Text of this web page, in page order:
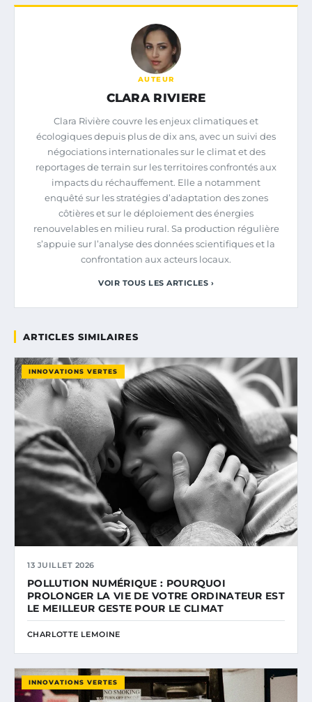
AUTEUR
CLARA RIVIERE
Clara Rivière couvre les enjeux climatiques et
écologiques depuis plus de dix ans, avec un suivi des
négociations internationales sur le climat et des
reportages de terrain sur les territoires confrontés aux
impacts du réchauffement. Elle a notamment
enquêté sur les stratégies d’adaptation des zones
côtières et sur le déploiement des énergies
renouvelables en milieu rural. Sa production régulière
s’appuie sur l’analyse des données scientifiques et la
confrontation aux acteurs locaux.
VOIR TOUS LES ARTICLES ›
ARTICLES SIMILAIRES
INNOVATIONS VERTES
13 JUILLET 2026
POLLUTION NUMÉRIQUE : POURQUOI
PROLONGER LA VIE DE VOTRE ORDINATEUR EST
LE MEILLEUR GESTE POUR LE CLIMAT
CHARLOTTE LEMOINE
INNOVATIONS VERTES